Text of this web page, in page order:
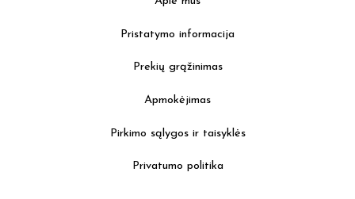
Pristatymo informacija
Prekių grąžinimas
Apmokėjimas
Pirkimo sąlygos ir taisyklės
Privatumo politika